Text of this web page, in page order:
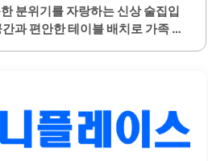
안주들이 많습니다. 특히, 차슈전
분위기를 자랑하는 신상 술집입
과 편안한 테이블 배치로 가족 모
구성되어 있으며, 특히 참치회와
님들에게 사랑받고 있습니다. 또
오이 게살샐러드는 상큼한 맛으로
하찌는 생맥주와 하이볼 등 다양